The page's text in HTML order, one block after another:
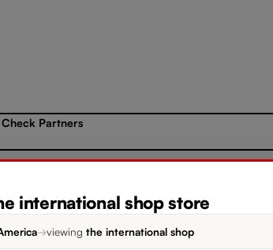
Check Partners
international shop store
→viewing the international shop